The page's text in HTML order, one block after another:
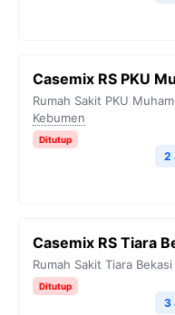
Casemix RS PKU
Rumah Sakit PKU
Kebumen
Ditutup
2
Casemix RS Tiara
Rumah Sakit Tiara Bekasi
Ditutup
3